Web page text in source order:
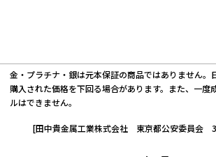
金・プラチナ・銀は元本保証の商品ではありません。
購入された価格を下回る場合があります。また、一度
ルはできません。
[田中貴金属工業株式会社 東京都公安委員会